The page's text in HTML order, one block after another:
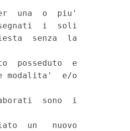
una  o  piu'
i  soli
senza  la
posseduto  e
modalita'  e/o
sono  i
un   nuovo